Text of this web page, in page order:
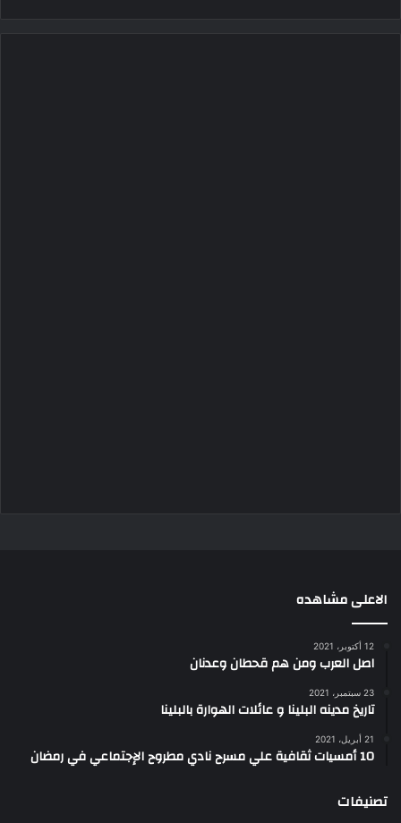
الاعلى مشاهده
12 أكتوبر، 2021
اصل العرب ومن هم قحطان وعدنان
23 سبتمبر، 2021
تاريخ مدينه البلينا و عائلات الهوارة بالبلينا
21 أبريل، 2021
10 أمسيات ثقافية علي مسرح نادي مطروح الإجتماعي في رمضان
تصنيفات